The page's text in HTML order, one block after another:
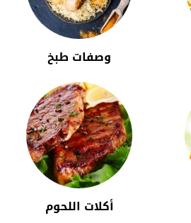
وصفات طبخ
أكلات اللحوم